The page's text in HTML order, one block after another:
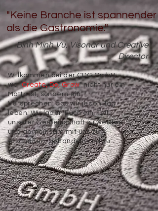
"Keine Branche ist spannender
als die Gastronomie."
Binh Minh Vu, Visonär und Creative
Director
Willkommen bei der CDG GmbH,
wo "Create, Do, Grow" nicht nur ein
Motto ist, sondern ein
Versprechen, das wir jeden Tag
leben. Wir laden Euch ein, Teil
unserer Gemeinschaft zu werden
und gemeinsam mit uns zu
erschaffen, zu handeln und zu
wachsen.